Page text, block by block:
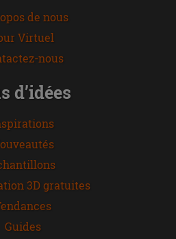
de nous
Virtuel
nous
d’idées
3D gratuites
Guides